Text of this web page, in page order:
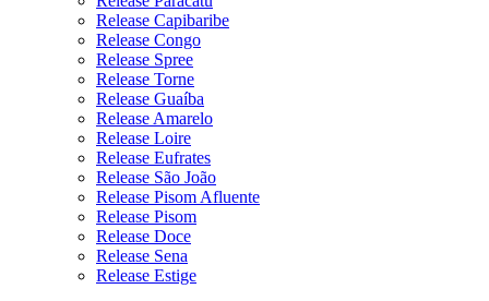
Release Capibaribe
Release Congo
Release Spree
Release Torne
Release Guaíba
Release Amarelo
Release Loire
Release Eufrates
Release São João
Release Pisom Afluente
Release Pisom
Release Doce
Release Sena
Release Estige